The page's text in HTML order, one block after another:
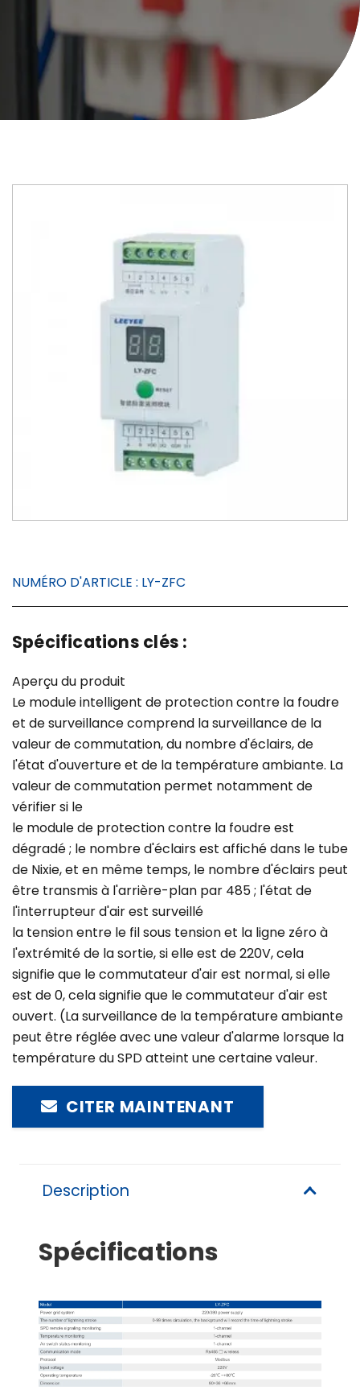
NUMÉRO D'ARTICLE : LY-ZFC
Spécifications clés :
Aperçu du produit
Le module intelligent de protection contre la foudre
et de surveillance comprend la surveillance de la
valeur de commutation, du nombre d'éclairs, de
l'état d'ouverture et de la température ambiante. La
valeur de commutation permet notamment de
vérifier si le
le module de protection contre la foudre est
dégradé ; le nombre d'éclairs est affiché dans le tube
de Nixie, et en même temps, le nombre d'éclairs peut
être transmis à l'arrière-plan par 485 ; l'état de
l'interrupteur d'air est surveillé
la tension entre le fil sous tension et la ligne zéro à
l'extrémité de la sortie, si elle est de 220V, cela
signifie que le commutateur d'air est normal, si elle
est de 0, cela signifie que le commutateur d'air est
ouvert. (La surveillance de la température ambiante
peut être réglée avec une valeur d'alarme lorsque la
température du SPD atteint une certaine valeur.
CITER MAINTENANT
Description
Spécifications